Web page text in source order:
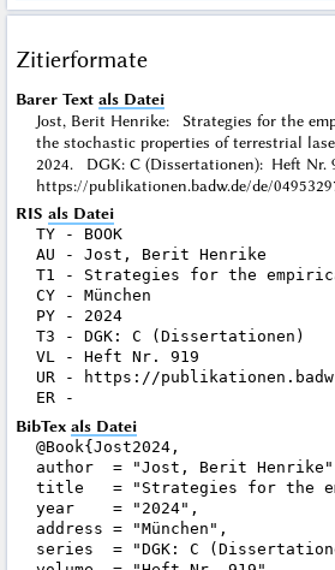
Zitierformate
Barer Text als Datei
Jost, Berit Henrike: Strategies for the
the stochastic properties of terrestrial
2024. DGK: C (Dissertationen): Heft Nr.
https://publikationen.badw.de/de/
RIS als Datei
TY - BOOK
AU - Jost, Berit Henrike
T1 - Strategies for the
CY - München
PY - 2024
T3 - DGK: C (Dissertationen)
VL - Heft Nr. 919
UR - https://
BibTex als Datei
@Book{Jost2024,
author  = "Jost, Berit
title   = "Strategies for the
year    = "2024",
address = "München",
series  = "DGK: C